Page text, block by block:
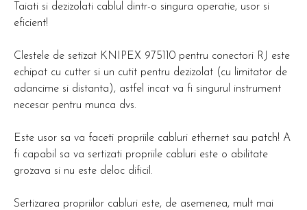
Taiati si dezizolati cablul dintr-o singura operatie, usor si
eficient!
Clestele de setizat KNIPEX 975110 pentru conectori RJ este
echipat cu cutter si un cutit pentru dezizolat (cu limitator de
adancime si distanta), astfel incat va fi singurul instrument
necesar pentru munca dvs.
Este usor sa va faceti propriile cabluri ethernet sau patch! A
fi capabil sa va sertizati propriile cabluri este o abilitate
grozava si nu este deloc dificil.
Sertizarea propriilor cabluri este, de asemenea, mult mai